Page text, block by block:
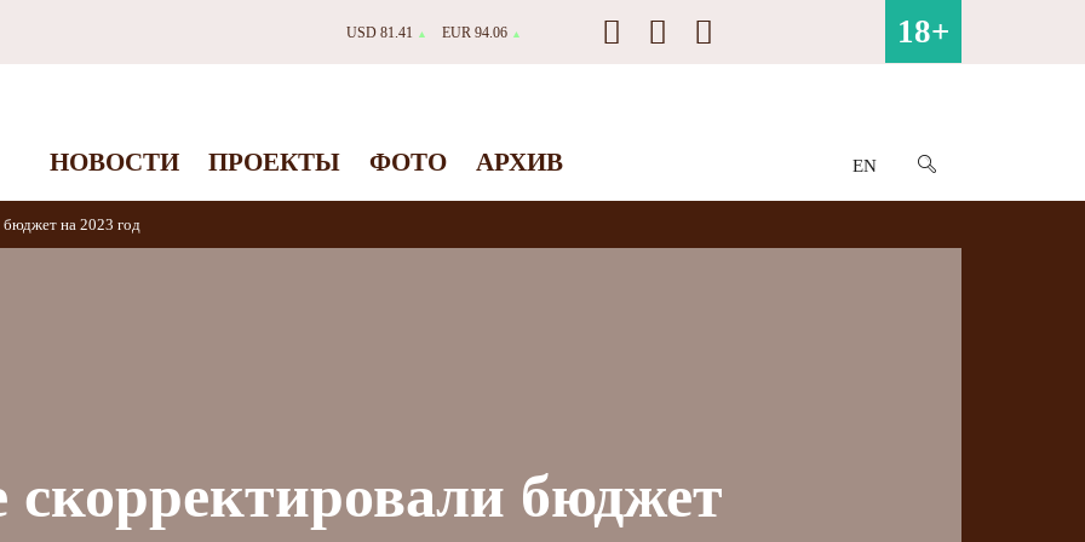
USD 81.41 ▲ EUR 94.06 ▲ 18+
НОВОСТИ ПРОЕКТЫ ФОТО АРХИВ EN
бюджет на 2023 год
бюджет